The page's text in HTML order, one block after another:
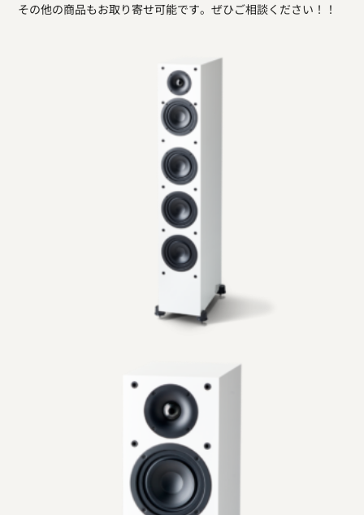
その他の商品もお取り寄せ可能です。ぜひご相談ください！！